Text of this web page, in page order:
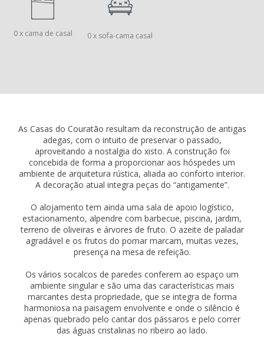
0 x cama de casal 0 x sofa-cama casal
As Casas do Couratão resultam da reconstrução de antigas
adegas, com o intuito de preservar o passado,
aproveitando a nostalgia do xisto. A construção foi
concebida de forma a proporcionar aos hóspedes um
ambiente de arquitetura rústica, aliada ao conforto interior.
A decoração atual integra peças do “antigamente”.
O alojamento tem ainda uma sala de apoio logístico,
estacionamento, alpendre com barbecue, piscina, jardim,
terreno de oliveiras e árvores de fruto. O azeite de paladar
agradável e os frutos do pomar marcam, muitas vezes,
presença na mesa de refeição.
Os vários socalcos de paredes conferem ao espaço um
ambiente singular e são uma das características mais
marcantes desta propriedade, que se integra de forma
harmoniosa na paisagem envolvente e onde o silêncio é
apenas quebrado pelo cantar dos pássaros e pelo correr
das águas cristalinas no ribeiro ao lado.